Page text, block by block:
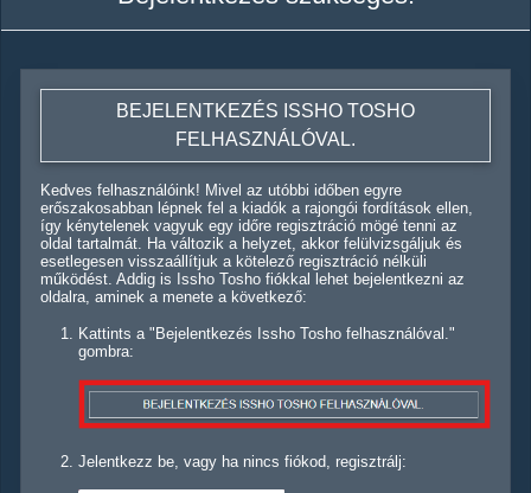
BEJELENTKEZÉS ISSHO TOSHO
FELHASZNÁLÓVAL.
Kedves felhasználóink! Mivel az utóbbi időben egyre
erőszakosabban lépnek fel a kiadók a rajongói fordítások ellen,
így kénytelenek vagyuk egy időre regisztráció mögé tenni az
oldal tartalmát. Ha változik a helyzet, akkor felülvizsgáljuk és
esetlegesen visszaállítjuk a kötelező regisztráció nélküli
működést. Addig is Issho Tosho fiókkal lehet bejelentkezni az
oldalra, aminek a menete a következő:
Kattints a "Bejelentkezés Issho Tosho felhasználóval."
gombra:
Jelentkezz be, vagy ha nincs fiókod, regisztrálj: